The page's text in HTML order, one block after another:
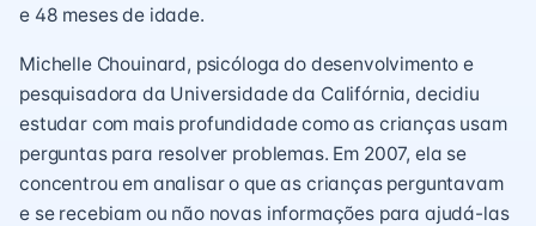
e 48 meses de idade.
Michelle Chouinard, psicóloga do desenvolvimento e
pesquisadora da Universidade da Califórnia, decidiu
estudar com mais profundidade como as crianças usam
perguntas para resolver problemas. Em 2007, ela se
concentrou em analisar o que as crianças perguntavam
e se recebiam ou não novas informações para ajudá-las